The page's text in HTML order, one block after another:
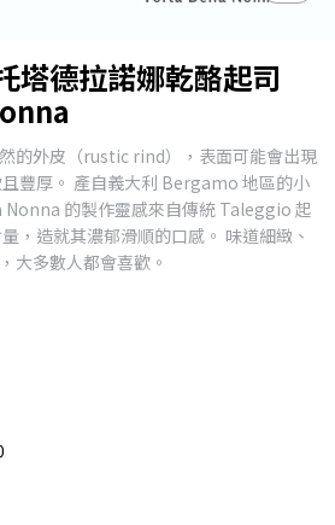
塔德拉諾娜乾酪起司
的外皮（rustic rind），表面可能會出現
豐厚。 產自義大利 Bergamo 地區的小
的製作靈感來自傳統 Taleggio 起
，造就其濃郁滑順的口感。 味道細緻、
大多數人都會喜歡。